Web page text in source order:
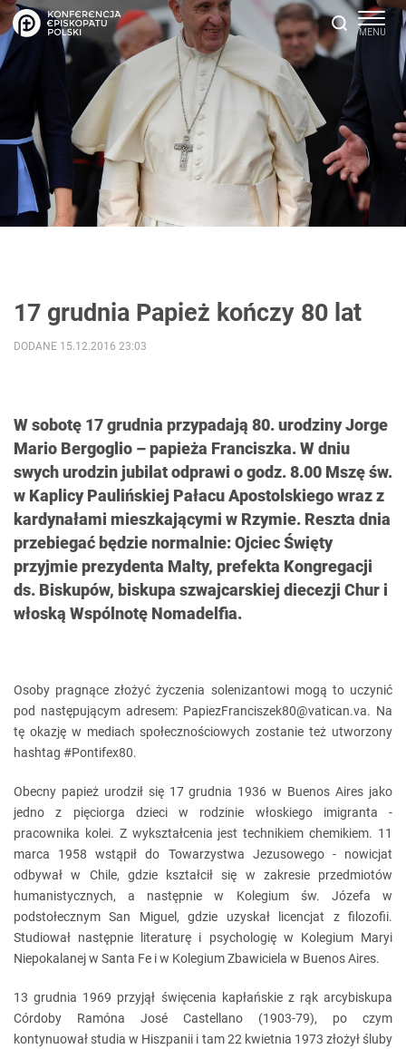
17 grudnia Papież kończy 80 lat
W sobotę 17 grudnia przypadają 80. urodziny Jorge
Mario Bergoglio – papieża Franciszka. W dniu
swych urodzin jubilat odprawi o godz. 8.00 Mszę św.
w Kaplicy Paulińskiej Pałacu Apostolskiego wraz z
kardynałami mieszkającymi w Rzymie. Reszta dnia
przebiegać będzie normalnie: Ojciec Święty
przyjmie prezydenta Malty, prefekta Kongregacji
ds. Biskupów, biskupa szwajcarskiej diecezji Chur i
włoską Wspólnotę Nomadelfia.
DODANE 15.12.2016 23:03
Osoby pragnące złożyć życzenia solenizantowi mogą to uczynić
pod następującym adresem: PapiezFranciszek80@vatican.va. Na
tę okazję w mediach społecznościowych zostanie też utworzony
hashtag #Pontifex80.
Obecny papież urodził się 17 grudnia 1936 w Buenos Aires jako
jedno z pięciorga dzieci w rodzinie włoskiego imigranta -
pracownika kolei. Z wykształcenia jest technikiem chemikiem. 11
marca 1958 wstąpił do Towarzystwa Jezusowego - nowicjat
odbywał w Chile, gdzie kształcił się w zakresie przedmiotów
humanistycznych, a następnie w Kolegium św. Józefa w
podstołecznym San Miguel, gdzie uzyskał licencjat z filozofii.
Studiował następnie literaturę i psychologię w Kolegium Maryi
Niepokalanej w Santa Fe i w Kolegium Zbawiciela w Buenos Aires.
13 grudnia 1969 przyjął święcenia kapłańskie z rąk arcybiskupa
Córdoby Ramóna José Castellano (1903-79), po czym
kontynuował studia w Hiszpanii i tam 22 kwietnia 1973 złożył śluby